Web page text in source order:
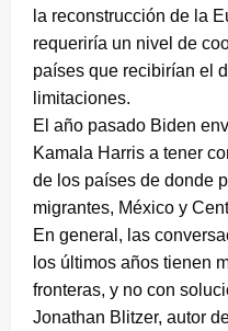
la reconstrucción de la
requeriría un nivel de
países que recibirían el
limitaciones.
El año pasado Biden
Kamala Harris a tener
de los países de donde
migrantes, México y
En general, las
los últimos años tienen
fronteras, y no con
Jonathan Blitzer, autor